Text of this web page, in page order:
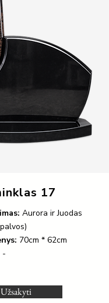
17
Aurora ir Juodas
70cm * 62cm
-
Užsakyti